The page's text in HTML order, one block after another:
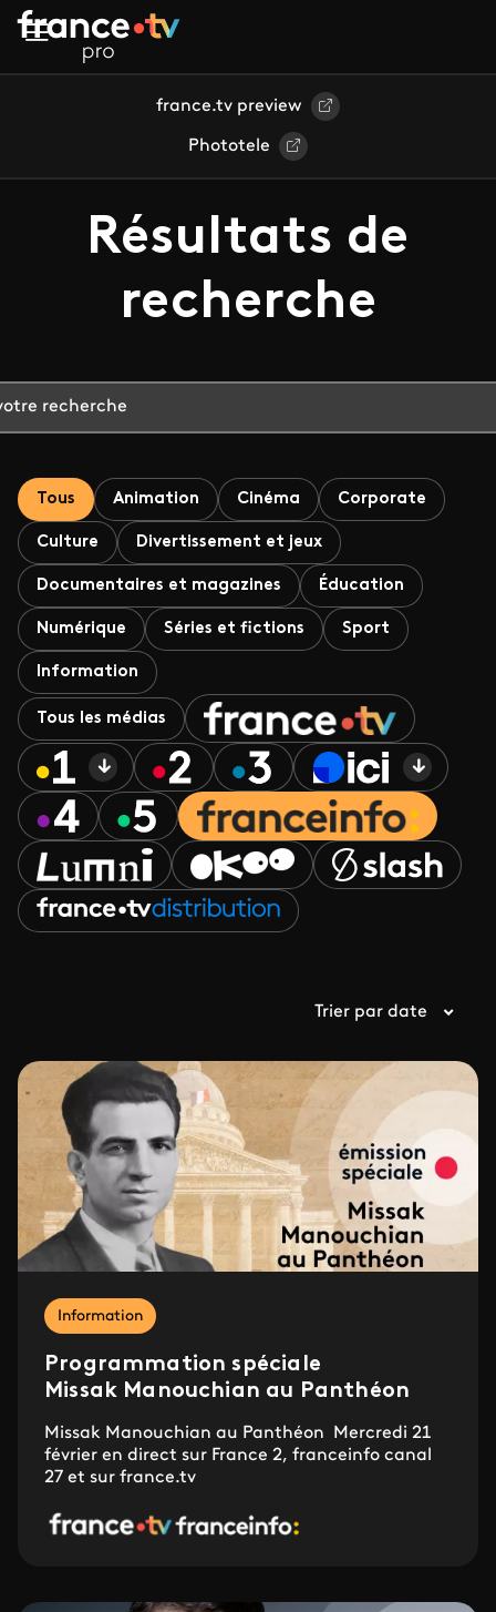
Aller au contenu principal
france.tv preview
Phototele
Résultats de
recherche
Tous Animation Cinéma Corporate
Culture Divertissement et jeux
Documentaires et magazines Éducation
Numérique Séries et fictions Sport
Information
Tous les médias
Trier par date
Information
Programmation spéciale
Missak Manouchian au Panthéon
Missak Manouchian au Panthéon Mercredi 21
février en direct sur France 2, franceinfo canal
27 et sur france.tv